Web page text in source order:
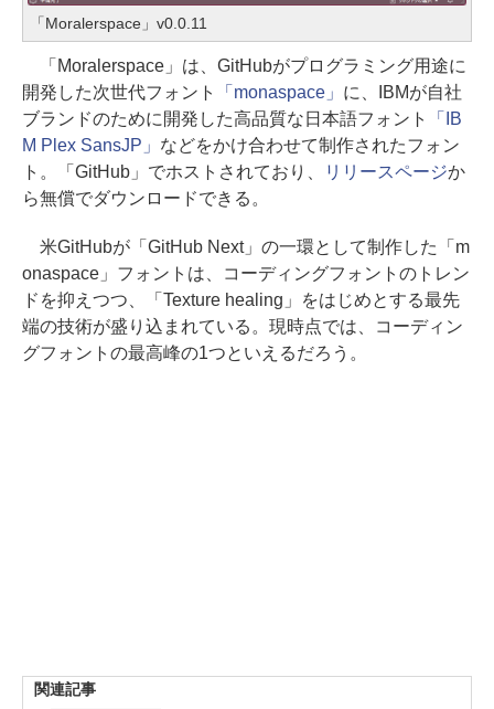
「Moralerspace」v0.0.11
「Moralerspace」は、GitHubがプログラミング用途に
開発した次世代フォント
「monaspace」 に、IBMが自社
ブランドのために開発した高品質な日本語フォント
「IB
M Plex SansJP」 などをかけ合わせて制作されたフォン
ト。「GitHub」でホストされており、
リリースページか
ら無償でダウンロードできる。
米GitHubが「GitHub Next」の一環として制作した「m
onaspace」フォントは、コーディングフォントのトレン
ドを抑えつつ、「Texture healing」をはじめとする最先
端の技術が盛り込まれている。現時点では、コーディン
グフォントの最高峰の1つといえるだろう。
関連記事